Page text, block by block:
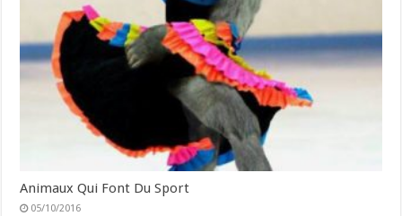
Animaux Qui Font Du Sport
05/10/2016